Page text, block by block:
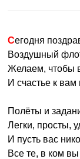
Сегодня
Воздушный
Желаем, чтобы
И счастье к
Полёты и
Легки, просты,
И пусть вас
Все те, в ком